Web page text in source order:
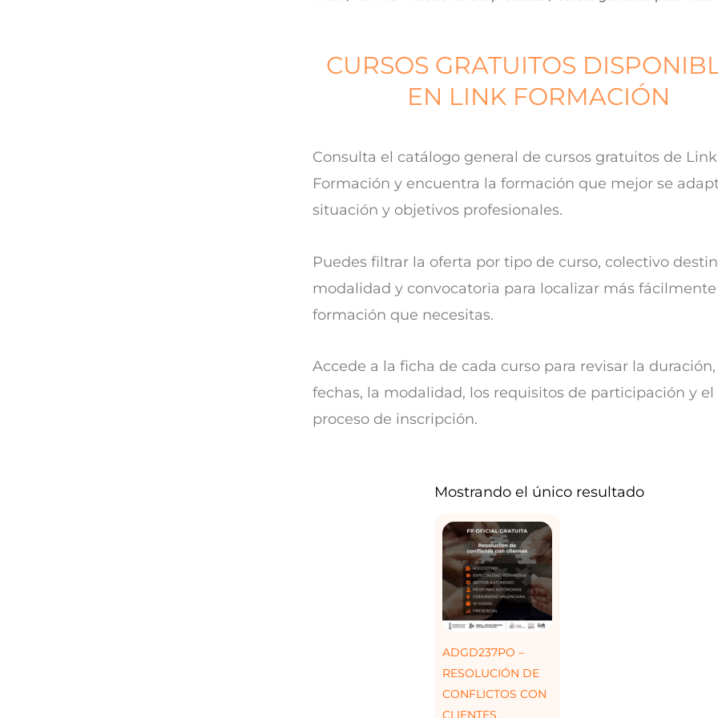
CURSOS GRATUITOS
EN LINK FORMACIÓN
Consulta el catálogo general de cursos gratuitos de Link
Formación y encuentra la formación que mejor se
situación y objetivos profesionales.
Puedes filtrar la oferta por tipo de curso, colectivo
modalidad y convocatoria para localizar más
formación que necesitas.
Accede a la ficha de cada curso para revisar la
fechas, la modalidad, los requisitos de participación y el
proceso de inscripción.
Mostrando el único resultado
ADGD237PO –
RESOLUCIÓN DE
CONFLICTOS CON